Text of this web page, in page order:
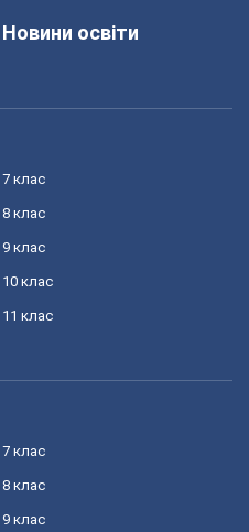
Новини освіти
7 клас
8 клас
9 клас
10 клас
11 клас
7 клас
8 клас
9 клас